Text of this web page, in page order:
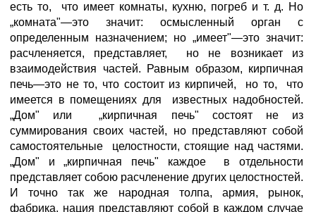
есть то, что имеет комнаты, кухню, погреб и т. д. Но
„комната"—это значит: осмысленный орган с
определенным назначением; но „имеет"—это значит:
расчленяется, представляет, но не возникает из
взаимодействия частей. Равным образом, кирпичная
печь—это не то, что состоит из кирпичей, но то, что
имеется в помещениях для известных надобностей.
„Дом" или „кирпичная печь" состоят не из
суммирования своих частей, но представляют собой
самостоятельные целостности, стоящие над частями.
„Дом" и „кирпичная печь" каждое в отдельности
представляет собою расчленение других целостностей.
И точно так же народная толпа, армия, рынок,
фабрика, нация представляют собой в каждом случае